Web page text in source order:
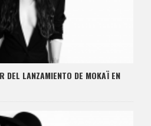
DEL LANZAMIENTO DE MOKAÏ EN